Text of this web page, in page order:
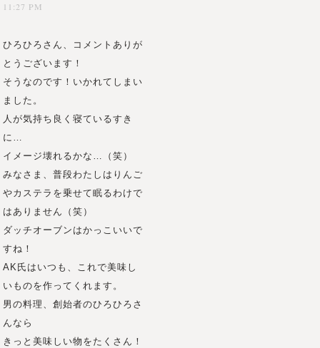
11:27 PM
ひろひろさん、コメントありが
とうございます！
そうなのです！いかれてしまい
ました。
人が気持ち良く寝ているすき
に…
イメージ壊れるかな…（笑）
みなさま、普段わたしはりんご
やカステラを乗せて眠るわけで
はありません（笑）
ダッチオーブンはかっこいいで
すね！
AK氏はいつも、これで美味し
いものを作ってくれます。
男の料理、創始者のひろひろさ
んなら
きっと美味しい物をたくさん！